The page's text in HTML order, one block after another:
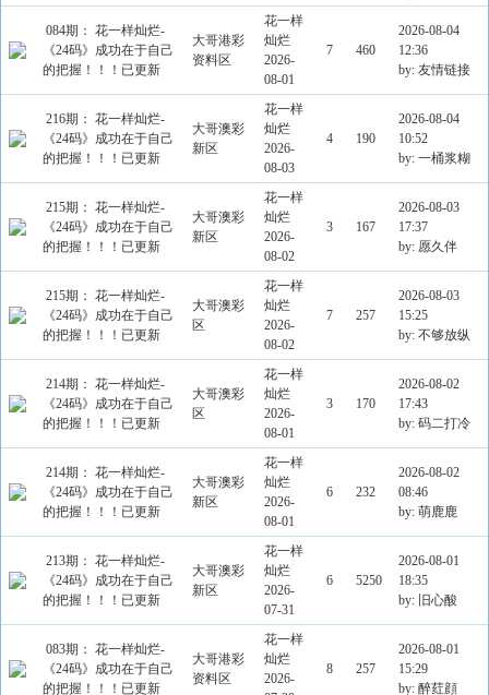
084期： 花一样灿烂-
《24码》成功在于自己
的把握！！！已更新
大哥港彩
资料区
花一样
灿烂
2026-
08-01
7 460
2026-08-04
12:36
by: 友情链接
216期： 花一样灿烂-
《24码》成功在于自己
的把握！！！已更新
大哥澳彩
新区
花一样
灿烂
2026-
08-03
4 190
2026-08-04
10:52
by: 一桶浆糊
215期： 花一样灿烂-
《24码》成功在于自己
的把握！！！已更新
大哥澳彩
新区
花一样
灿烂
2026-
08-02
3 167
2026-08-03
17:37
by: 愿久伴
215期： 花一样灿烂-
《24码》成功在于自己
的把握！！！已更新
大哥澳彩
区
花一样
灿烂
2026-
08-02
7 257
2026-08-03
15:25
by: 不够放纵
214期： 花一样灿烂-
《24码》成功在于自己
的把握！！！已更新
大哥澳彩
区
花一样
灿烂
2026-
08-01
3 170
2026-08-02
17:43
by: 码二打冷
214期： 花一样灿烂-
《24码》成功在于自己
的把握！！！已更新
大哥澳彩
新区
花一样
灿烂
2026-
08-01
6 232
2026-08-02
08:46
by: 萌鹿鹿
213期： 花一样灿烂-
《24码》成功在于自己
的把握！！！已更新
大哥澳彩
新区
花一样
灿烂
2026-
07-31
6 5250
2026-08-01
18:35
by: 旧心酸
083期： 花一样灿烂-
《24码》成功在于自己
的把握！！！已更新
大哥港彩
资料区
花一样
灿烂
2026-
8 257
2026-08-01
15:29
by: 醉荭顔